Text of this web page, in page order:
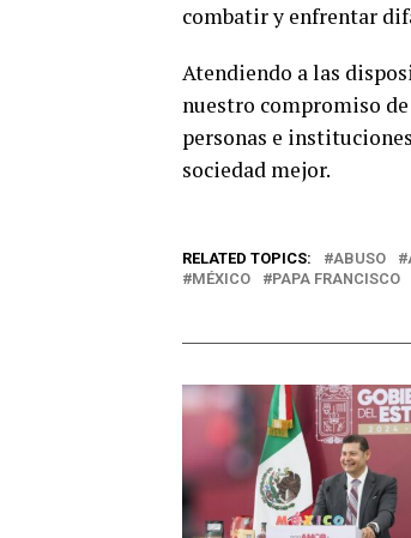
combatir y enfrentar
Atendiendo a las
nuestro compromiso
personas e
sociedad mejor.
RELATED TOPICS: ABUSO
MÉXICO
PAPA FRANCISCO